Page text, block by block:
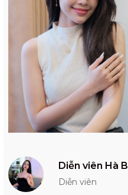
Diễn viên Hà
Diễn viên